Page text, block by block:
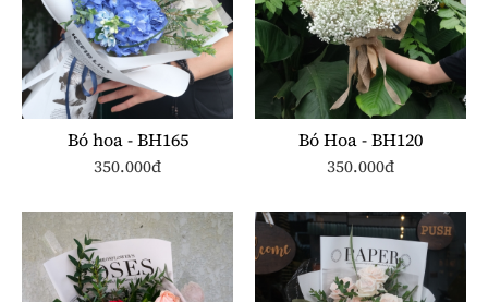
Bó hoa - BH165
350.000đ
Bó Hoa - BH120
350.000đ